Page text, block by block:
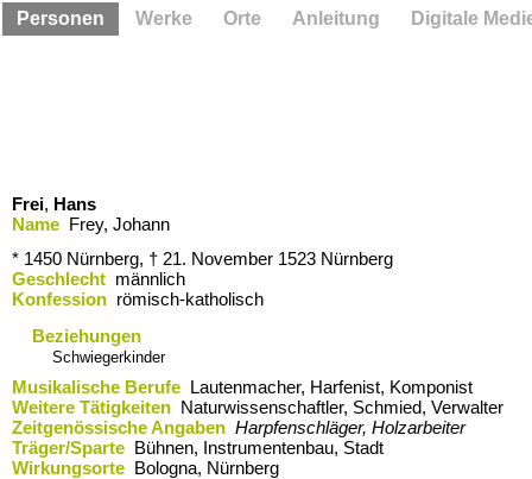
Frei, Hans
Name Frey, Johann
* 1450 Nürnberg, † 21. November 1523 Nürnberg
Geschlecht männlich
Konfession römisch-katholisch
Beziehungen
Schwiegerkinder
Musikalische Berufe Lautenmacher, Harfenist, Komponist
Weitere Tätigkeiten Naturwissenschaftler, Schmied, Verwalter
Zeitgenössische Angaben Harpfenschläger, Holzarbeiter
Träger/Sparte Bühnen, Instrumentenbau, Stadt
Wirkungsorte Bologna,​ Nürnberg
Personen Werke Orte Anleitung Digitale